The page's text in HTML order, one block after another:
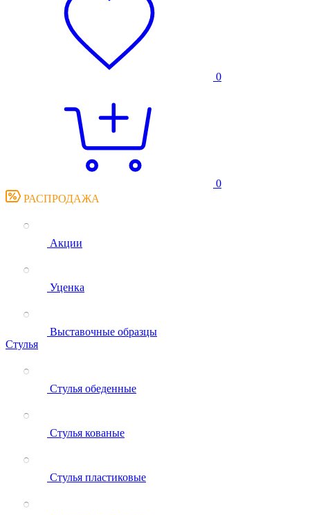
0
0
РАСПРОДАЖА
Акции
Уценка
Выставочные образцы
Стулья
Стулья обеденные
Стулья кованые
Стулья пластиковые